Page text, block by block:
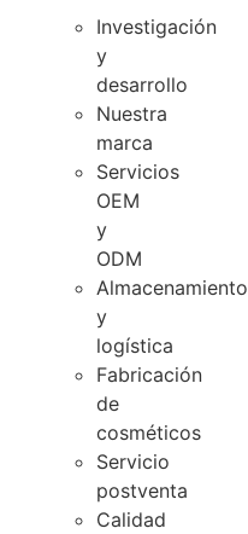
Investigación
y
desarrollo
Nuestra
marca
Servicios
OEM
y
ODM
Almacenamiento
y
logística
Fabricación
de
cosméticos
Servicio
postventa
Calidad